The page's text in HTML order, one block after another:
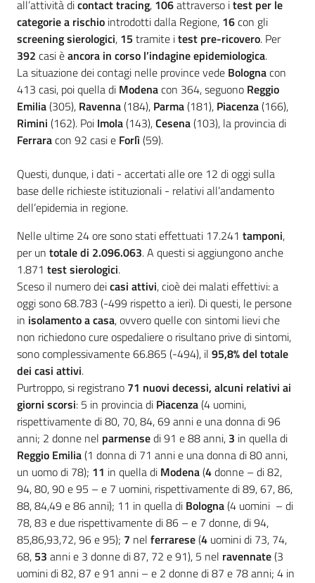
all’attività dicontact tracing, 106attraverso itest per le
categorie a rischio introdotti dalla Regione, 16con gli
screening sierologici, 15 tramite itest pre-ricovero. Per
392 casi èancora in corso l’indagine epidemiologica.
La situazione dei contagi nelle province vede Bolognacon
413 casi, poi quella di Modenacon 364, seguono Reggio
Emilia(305), Ravenna(184), Parma(181), Piacenza(166),
Rimini (162). Poi Imola(143),Cesena(103), la provincia di
Ferraracon 92 casi e Forlì(59).
Questi, dunque, i dati - accertati alle ore 12 di oggi sulla
base delle richieste istituzionali - relativi all’andamento
dell’epidemia in regione.
Nelle ultime 24 ore sono stati effettuati 17.241 tamponi,
per un totale di 2.096.063. A questi si aggiungono anche
1.871 test sierologici.
Sceso il numero deicasi attivi, cioè dei malati effettivi: a
oggi sono 68.783 (-499 rispetto a ieri). Di questi, le persone
in isolamento a casa, ovvero quelle con sintomi lievi che
non richiedono cure ospedaliere o risultano prive di sintomi,
sono complessivamente 66.865 (-494), il 95,8% del totale
dei casi attivi.
Purtroppo, si registrano 71 nuovi decessi, alcuni relativi ai
giorni scorsi: 5 in provincia di Piacenza(4 uomini,
rispettivamente di 80, 70, 84, 69 anni e una donna di 96
anni; 2 donne nel parmensedi 91 e 88 anni, 3 in quella di
Reggio Emilia(1 donna di 71 anni e una donna di 80 anni,
un uomo di 78); 11 in quella di Modena(4donne – di 82,
94, 80, 90 e 95 – e 7 uomini, rispettivamente di 89, 67, 86,
88, 84,49 e 86 anni); 11 in quella di Bologna(4 uomini – di
78, 83 e due rispettivamente di 86 – e 7 donne, di 94,
85,86,93,72, 96 e 95); 7 nel ferrarese(4 uomini di 73, 74,
68, 53 anni e 3 donne di 87, 72 e 91), 5 nel ravennate(3
uomini di 82, 87 e 91 anni – e 2 donne di 87 e 78 anni; 4 in